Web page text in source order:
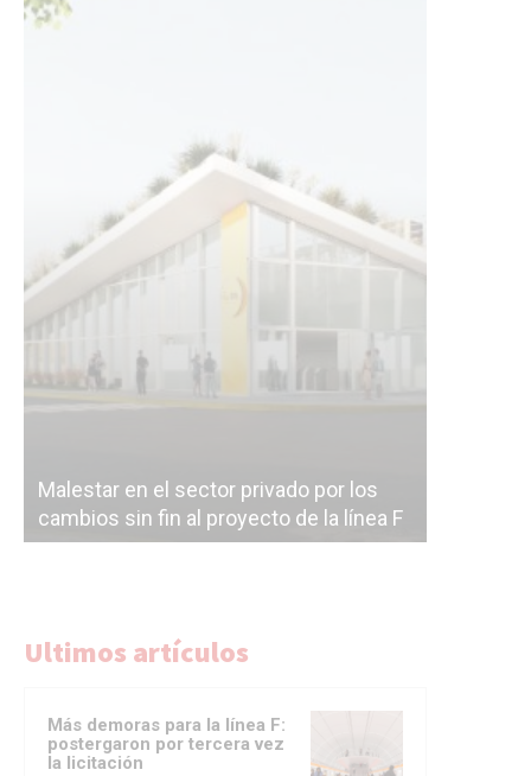
Malestar en el sector privado por los
cambios sin fin al proyecto de la línea F
Ultimos artículos
Más demoras para la línea F:
postergaron por tercera vez
la licitación